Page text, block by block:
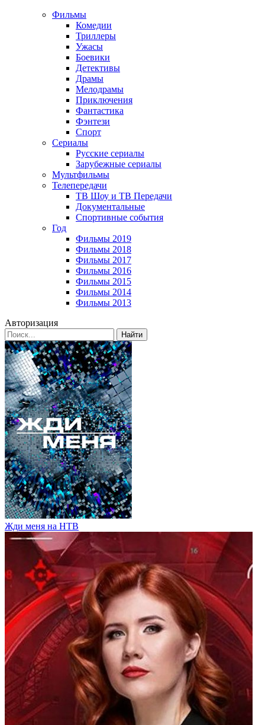
Фильмы
Комедии
Триллеры
Ужасы
Боевики
Детективы
Драмы
Мелодрамы
Приключения
Фантастика
Фэнтези
Спорт
Сериалы
Русские сериалы
Зарубежные сериалы
Мультфильмы
Телепередачи
ТВ Шоу и ТВ Передачи
Документальные
Спортивные события
Год
Фильмы 2019
Фильмы 2018
Фильмы 2017
Фильмы 2016
Фильмы 2015
Фильмы 2014
Фильмы 2013
Авторизация
Найти
Жди меня на НТВ